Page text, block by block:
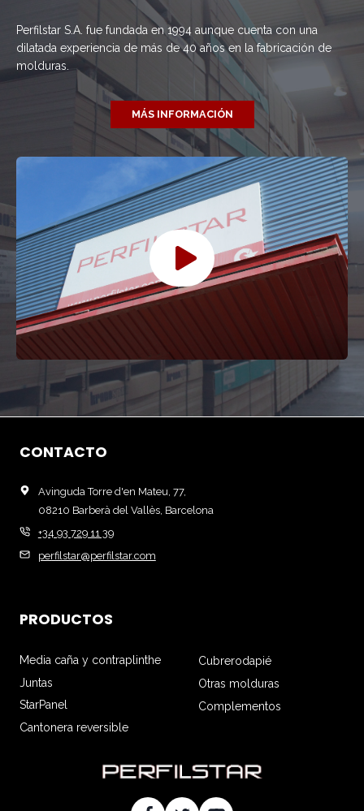
Perfilstar S.A. fue fundada en 1994 aunque cuenta con una
dilatada experiencia de más de 40 años en la fabricación de
molduras.
MÁS INFORMACIÓN
CONTACTO
Avinguda Torre d'en Mateu, 77,
08210 Barberà del Vallès, Barcelona
+34 93 729 11 39
perfilstar@perfilstar.com
PRODUCTOS
Media caña y contraplinthe
Juntas
StarPanel
Cantonera reversible
Cubrerodapié
Otras molduras
Complementos